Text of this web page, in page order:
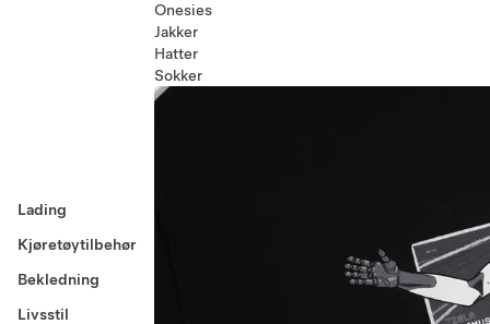
Lading
Kjøretøytilbehør
Bekledning
Livsstil
Onesies
Jakker
Hatter
Sokker